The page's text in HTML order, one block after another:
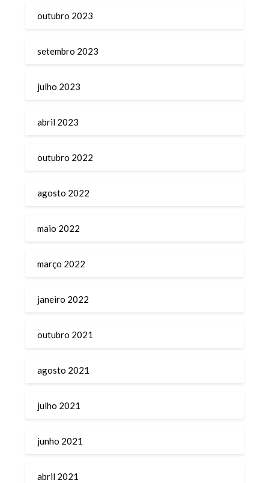
outubro 2023
setembro 2023
julho 2023
abril 2023
outubro 2022
agosto 2022
maio 2022
março 2022
janeiro 2022
outubro 2021
agosto 2021
julho 2021
junho 2021
abril 2021